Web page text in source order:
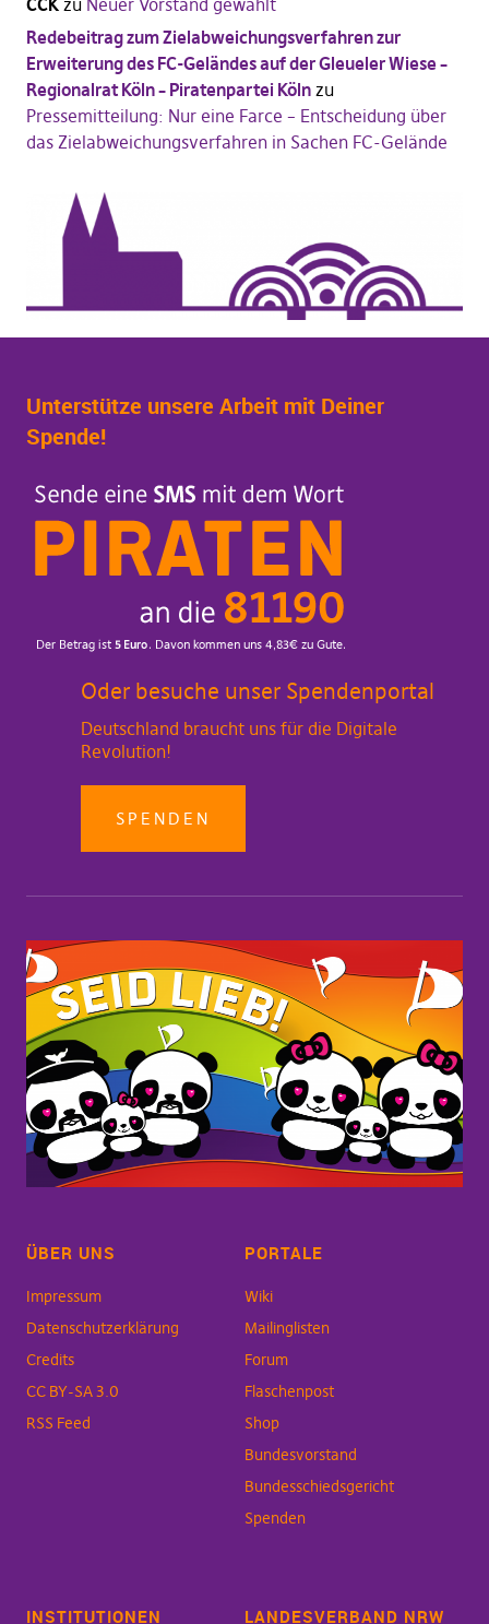
Redebeitrag zum Zielabweichungsverfahren zur
Erweiterung des FC-Geländes auf der Gleueler Wiese –
Regionalrat Köln – Piratenpartei Kölnzu
Pressemitteilung: Nur eine Farce – Entscheidung über
das Zielabweichungsverfahren in Sachen FC-Gelände
Unterstütze unsere Arbeit mit Deiner
Spende!
Oder besuche unser Spendenportal
Deutschland braucht uns für die Digitale
Revolution!
SPENDEN
ÜBER UNS
Impressum
Datenschutzerklärung
Credits
CC BY-SA 3.0
RSS Feed
PORTALE
Wiki
Mailinglisten
Forum
Flaschenpost
Shop
Bundesvorstand
Bundesschiedsgericht
Spenden
INSTITUTIONEN LANDESVERBAND NRW